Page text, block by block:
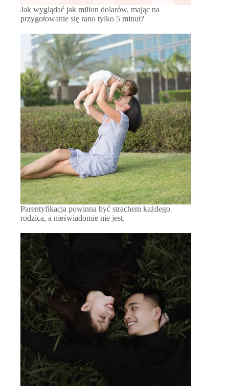
Jak wyglądać jak milion dolarów, mając na
przygotowanie się rano tylko 5 minut?
Parentyfikacja powinna być strachem każdego
rodzica, a nieświadomie nie jest.